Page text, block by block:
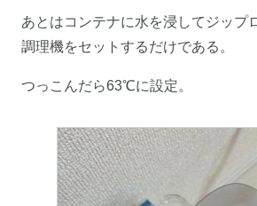
あとはコンテナに水を浸してジップ
調理機をセットするだけである。
つっこんだら63℃に設定。